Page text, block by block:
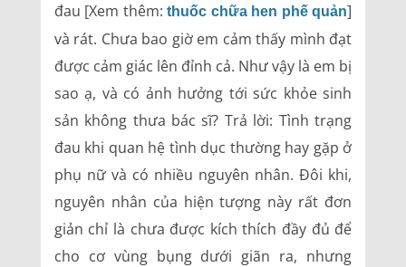
đau [Xem thêm:thuốc chữa hen phế quản]
và rát. Chưa bao giờ em cảm thấy mình đạt
được cảm giác lên đỉnh cả. Như vậy là em bị
sao ạ, và có ảnh hưởng tới sức khỏe sinh
sản không thưa bác sĩ? Trả lời: Tình trạng
đau khi quan hệ tình dục thường hay gặp ở
phụ nữ và có nhiều nguyên nhân. Đôi khi,
nguyên nhân của hiện tượng này rất đơn
giản chỉ là chưa được kích thích đầy đủ để
cho cơ vùng bụng dưới giãn ra, nhưng